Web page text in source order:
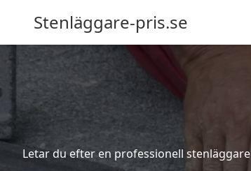
Stenläggare-pris.se
Letar du efter en professionell